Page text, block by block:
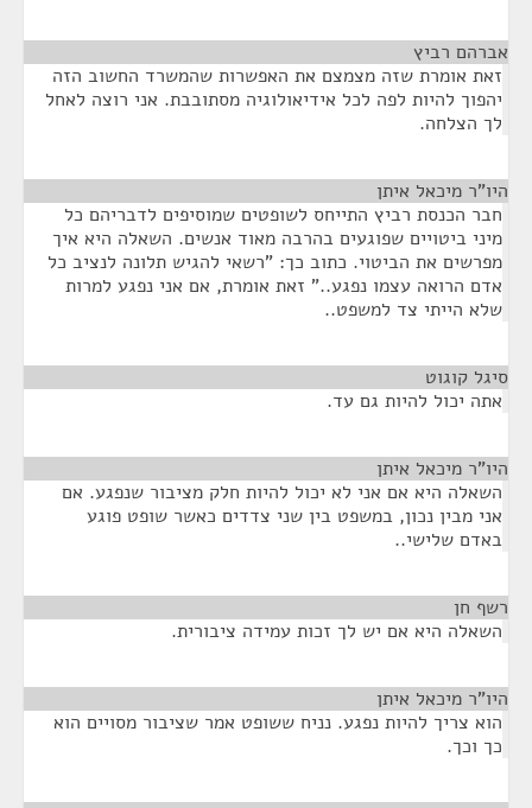
אברהם רביץ
זאת אומרת שזה מצמצם את האפשרות שהמשרד החשוב הזה
יהפוך להיות לפה לכל אידיאולוגיה מסתובבת. אני רוצה לאחל
לך הצלחה.
היו"ר מיכאל איתן
חבר הכנסת רביץ התייחס לשופטים שמוסיפים לדבריהם כל
מיני ביטויים שפוגעים בהרבה מאוד אנשים. השאלה היא איך
מפרשים את הביטוי. כתוב כך: "רשאי להגיש תלונה לנציב כל
אדם הרואה עצמו נפגע.." זאת אומרת, אם אני נפגע למרות
שלא הייתי צד למשפט..
סיגל קוגוט
אתה יכול להיות גם עד.
היו"ר מיכאל איתן
השאלה היא אם אני לא יכול להיות חלק מציבור שנפגע. אם
אני מבין נכון, במשפט בין שני צדדים כאשר שופט פוגע
באדם שלישי..
רשף חן
השאלה היא אם יש לך זכות עמידה ציבורית.
היו"ר מיכאל איתן
הוא צריך להיות נפגע. נניח ששופט אמר שציבור מסויים הוא
כך וכך.